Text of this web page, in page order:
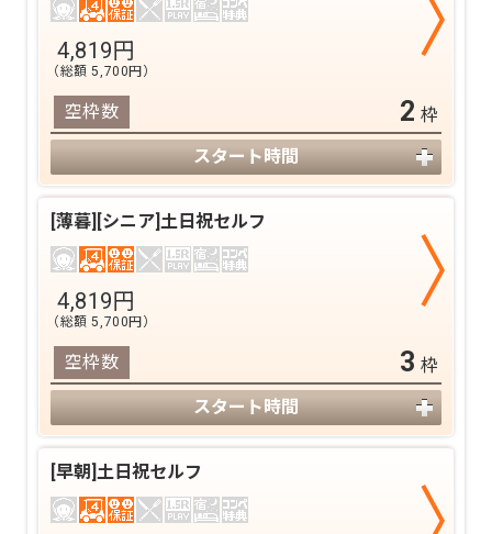
4,819円
（総額5,700円）
空枠数 2 枠
スタート時間
[薄暮][シニア]土日祝セルフ
4,819円
（総額5,700円）
空枠数 3 枠
スタート時間
[早朝]土日祝セルフ